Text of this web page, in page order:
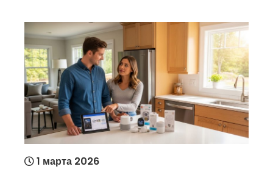
1 марта 2026